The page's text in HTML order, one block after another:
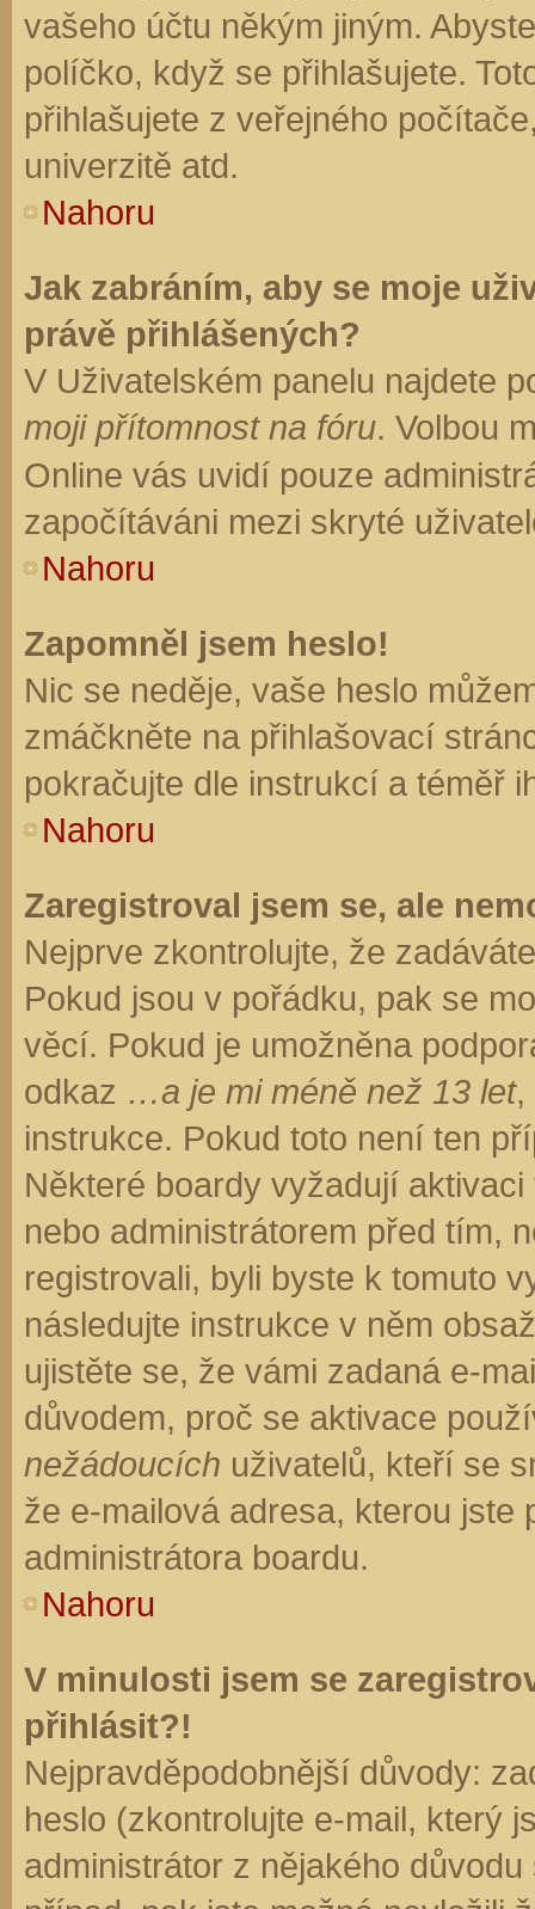
vašeho účtu někým jiným.
políčko, když se přihlašujete.
přihlašujete z veřejného
univerzitě atd.
Nahoru
Jak zabráním, aby se moje
právě přihlášených?
V Uživatelském panelu najdete
moji přítomnost na fóru. Volbou
Online vás uvidí pouze
započítáváni mezi skryté
Nahoru
Zapomněl jsem heslo!
Nic se neděje, vaše heslo
zmáčkněte na přihlašovací
pokračujte dle instrukcí a téměř
Nahoru
Zaregistroval jsem se, ale
Nejprve zkontrolujte, že
Pokud jsou v pořádku, pak se
věcí. Pokud je umožněna
odkaz …a je mi méně než 13 let,
instrukce. Pokud toto není ten
Některé boardy vyžadují
nebo administrátorem před tím,
registrovali, byli byste k tomuto
následujte instrukce v něm
ujistěte se, že vámi zadaná e-
důvodem, proč se aktivace
nežádoucích uživatelů, kteří se
že e-mailová adresa, kterou jste
administrátora boardu.
Nahoru
V minulosti jsem se
přihlásit?!
Nejpravděpodobnější důvody:
heslo (zkontrolujte e-mail, který
administrátor z nějakého